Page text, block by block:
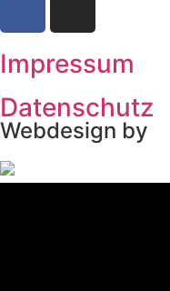
Impressum
Datenschutz
Webdesign by